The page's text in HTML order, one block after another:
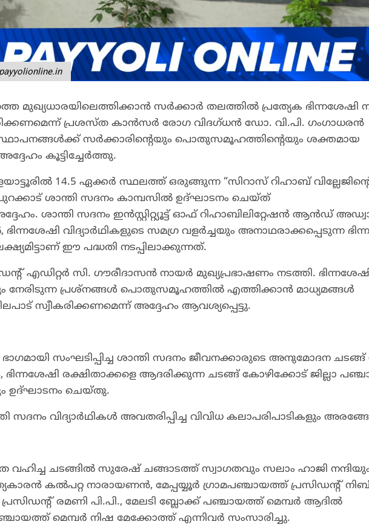
payyolionline.in
മുഖ്യധാരയിലെത്തിക്കാൻ സർക്കാർ തലത്തിൽ പ്രത്യേക ഭിന്നശേഷി
പ്രശസ്ത കാൻസർ രോഗ വിദഗ്ധൻ ഡോ. വി.പി. ഗംഗാധരൻ
സ്ഥാപനങ്ങൾക്ക് സർക്കാരിന്റെയും പൊതുസമൂഹത്തിന്റെയും ശക്തമായ
കൂട്ടിച്ചേർത്തു.
14.5 ഏക്കർ സ്ഥലത്ത് ഒരുങ്ങുന്ന “സിറാസ് റിഹാബ്
ശാന്തി സദനം കാമ്പസിൽ ഉദ്ഘാടനം ചെയ്ത്
ശാന്തി സദനം ഇൻസ്റ്റിറ്റ്യൂട്ട് ഓഫ് റിഹാബിലിറ്റേഷൻ ആൻഡ്
ഭിന്നശേഷി വിദ്യാർഥികളുടെ സമഗ്ര വളർച്ചയും അനാഥരാക്കപ്പെടുന്ന
ഈ പദ്ധതി നടപ്പിലാക്കുന്നത്.
എഡിറ്റർ സി. ഗൗരീദാസൻ നായർ മുഖ്യപ്രഭാഷണം നടത്തി.
പ്രശ്നങ്ങൾ പൊതുസമൂഹത്തിൽ എത്തിക്കാൻ മാധ്യമങ്ങൾ
സ്വീകരിക്കണമെന്ന് അദ്ദേഹം ആവശ്യപ്പെട്ടു.
ഭാഗമായി സംഘടിപ്പിച്ച ശാന്തി സദനം ജീവനക്കാരുടെ അനുമോദന ചടങ്ങ്
ഭിന്നശേഷി രക്ഷിതാക്കളെ ആദരിക്കുന്ന ചടങ്ങ് കോഴിക്കോട് ജില്ലാ
ഉദ്ഘാടനം ചെയ്തു.
സദനം വിദ്യാർഥികൾ അവതരിപ്പിച്ച വിവിധ കലാപരിപാടികളും
വഹിച്ച ചടങ്ങിൽ സുരേഷ് ചങ്ങാടത്ത് സ്വാഗതവും സലാം ഹാജി
കൽപറ്റ നാരായണൻ, മേപ്പയ്യൂർ ഗ്രാമപഞ്ചായത്ത് പ്രസിഡന്റ്
രമണി പി.പി., മേലടി ബ്ലോക്ക് പഞ്ചായത്ത് മെമ്പർ ആദിൽ
മെമ്പർ നിഷ മേക്കോത്ത് എന്നിവർ സംസാരിച്ചു.